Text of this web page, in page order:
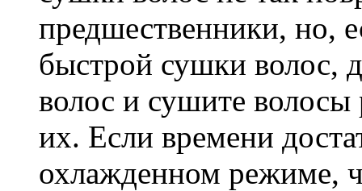
предшественники, но,
быстрой сушки волос,
волос и сушите
их. Если времени
охлажденном режиме,